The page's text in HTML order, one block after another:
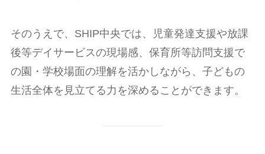
そのうえで、SHIP中央では、児童発達支援や放課
後等デイサービスの現場感、保育所等訪問支援で
の園・学校場面の理解を活かしながら、子どもの
生活全体を見立てる力を深めることができます。